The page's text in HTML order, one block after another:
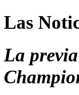
Las
La